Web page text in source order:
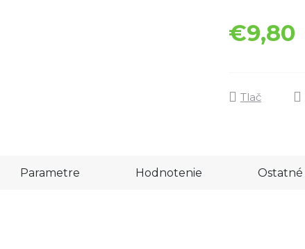
€9,80
Tlač
Parametre Hodnotenie Ostatné